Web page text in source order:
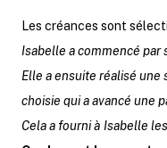
Les créances sont
Isabelle a commencé
Elle a ensuite réalisé
choisie qui a avancé une
Cela a fourni à Isabelle